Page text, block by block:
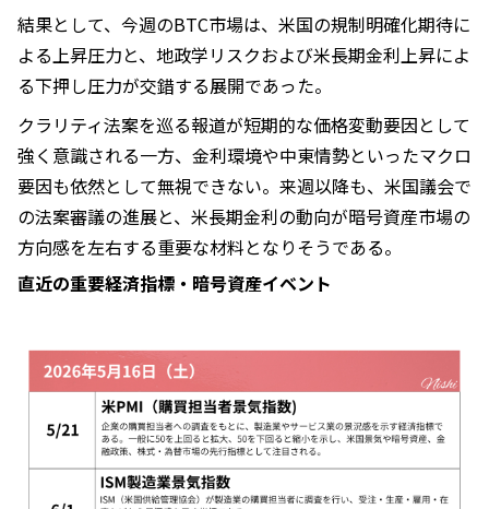
結果として、今週のBTC市場は、米国の規制明確化期待に
よる上昇圧力と、地政学リスクおよび米長期金利上昇によ
る下押し圧力が交錯する展開であった。
クラリティ法案を巡る報道が短期的な価格変動要因として
強く意識される一方、金利環境や中東情勢といったマクロ
要因も依然として無視できない。来週以降も、米国議会で
の法案審議の進展と、米長期金利の動向が暗号資産市場の
方向感を左右する重要な材料となりそうである。
直近の重要経済指標・暗号資産イベント